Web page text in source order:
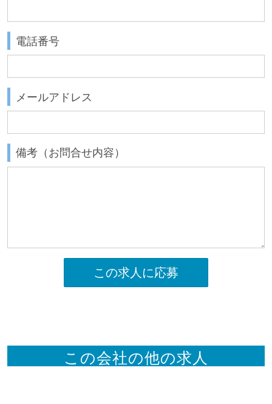
電話番号
メールアドレス
備考（お問合せ内容）
この求人に応募
この会社の他の求人